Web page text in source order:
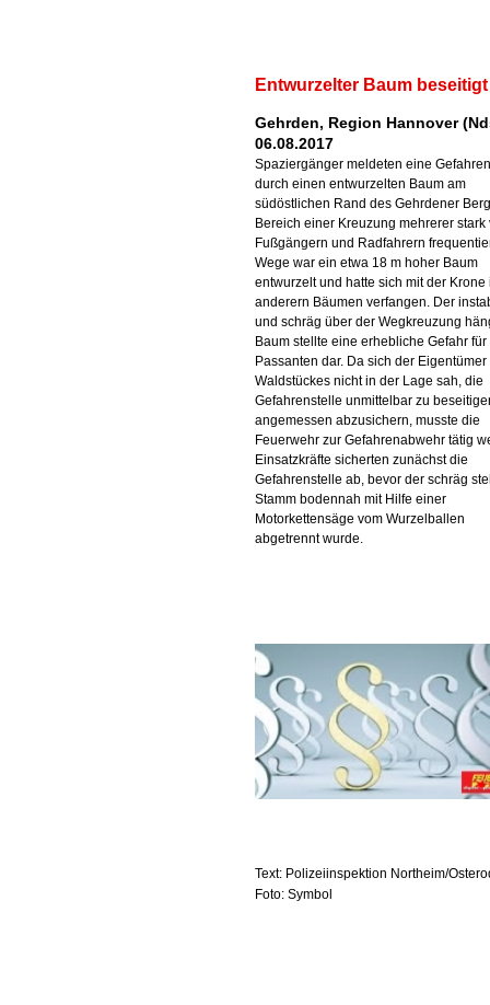
Entwurzelter Baum beseitigt
Gehrden, Region Hannover
06.08.2017
Spaziergänger meldeten eine
durch einen entwurzelten Baum am
südöstlichen Rand des Gehrdener
Bereich einer Kreuzung mehrerer stark
Fußgängern und Radfahrern
Wege war ein etwa 18 m hoher Baum
entwurzelt und hatte sich mit der Krone
anderern Bäumen verfangen. Der
und schräg über der Wegkreuzung
Baum stellte eine erhebliche Gefahr für
Passanten dar. Da sich der Eigentümer
Waldstückes nicht in der Lage sah, die
Gefahrenstelle unmittelbar zu
angemessen abzusichern, musste die
Feuerwehr zur Gefahrenabwehr tätig
Einsatzkräfte sicherten zunächst die
Gefahrenstelle ab, bevor der schräg
Stamm bodennah mit Hilfe einer
Motorkettensäge vom Wurzelballen
abgetrennt wurde.
Text: Polizeiinspektion Northeim/
Foto: Symbol